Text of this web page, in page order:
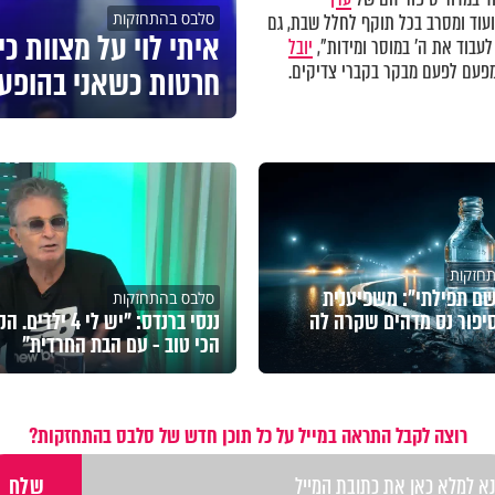
ומסרב בכל תוקף לחלל שבת, גם
את ה' במוסר ומידות",יובל
לפעם מבקר בקברי צדיקים.
סלבס בהתחזקות
איתי לוי על מצוות
חרטות כשאני
תפילתי": משפיענית
נס מדהים שקרה לה
סלבס בהתחזקות
ננסי ברנדס: "יש לי 4
הכי טוב - עם הבת החרדית"
רוצה לקבל התראה במייל על כל תוכן חדש של סלבס בהתחזקות?